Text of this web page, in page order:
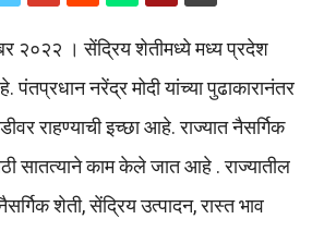
२०२२ । सेंद्रिय शेतीमध्ये मध्य प्रदेश
पंतप्रधान नरेंद्र मोदी यांच्या पुढाकारानंतर
राहण्याची इच्छा आहे. राज्यात नैसर्गिक
सातत्याने काम केले जात आहे . राज्यातील
शेती, सेंद्रिय उत्पादन, रास्त भाव